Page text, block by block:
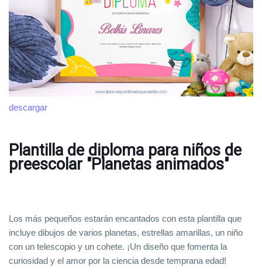
descargar
Plantilla de diploma para niños de
preescolar "Planetas animados"
Los más pequeños estarán encantados con esta plantilla que
incluye dibujos de varios planetas, estrellas amarillas, un niño
con un telescopio y un cohete. ¡Un diseño que fomenta la
curiosidad y el amor por la ciencia desde temprana edad!